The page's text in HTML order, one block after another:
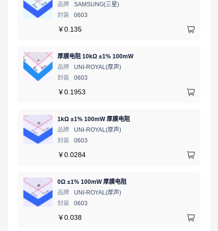
品牌
SAMSUNG(三星)
封装
0603
￥0.135
厚膜电阻 10kΩ ±1% 100mW
品牌
UNI-ROYAL(厚声)
封装
0603
￥0.1953
1kΩ ±1% 100mW 厚膜电阻
品牌
UNI-ROYAL(厚声)
封装
0603
￥0.0284
0Ω ±1% 100mW 厚膜电阻
品牌
UNI-ROYAL(厚声)
封装
0603
￥0.038